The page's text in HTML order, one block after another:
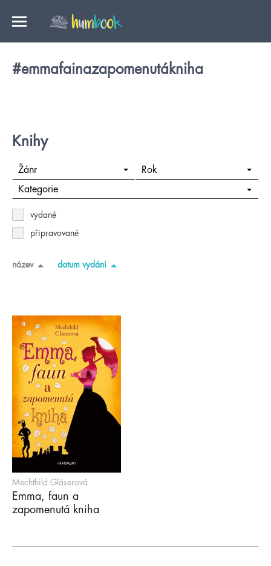
#emmafainazapomenutákniha
Knihy
Žánr Rok
Kategorie
vydané
připravované
název datum vydání
Mechthild Gläserová
Emma, faun a
zapomenutá kniha